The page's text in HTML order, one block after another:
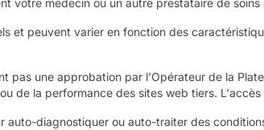
votre médecin ou un autre prestataire de soins
et peuvent varier en fonction des
pas une approbation par l'Opérateur de la
de la performance des sites web tiers.
diagnostiquer ou auto-traiter des